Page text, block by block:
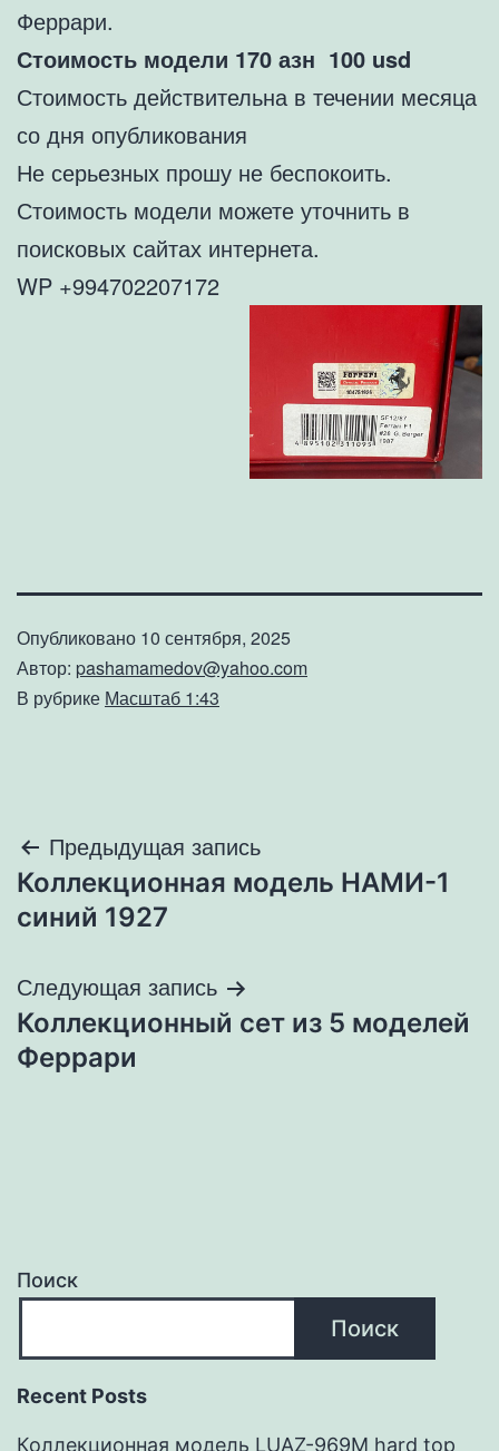
Феррари.
Стоимость модели 170 азн 100 usd
Стоимость действительна в течении месяца
со дня опубликования
Не серьезных прошу не беспокоить.
Стоимость модели можете уточнить в
поисковых сайтах интернета.
WP +994702207172
Опубликовано 10 сентября, 2025
Автор: pashamamedov@yahoo.com
В рубрике Масштаб 1:43
Навигация
по
Предыдущая запись
Коллекционная модель НАМИ-1
синий 1927
Следующая запись
Коллекционный сет из 5 моделей
Феррари
Поиск
Поиск
Recent Posts
Коллекционная модель LUAZ-969M hard top